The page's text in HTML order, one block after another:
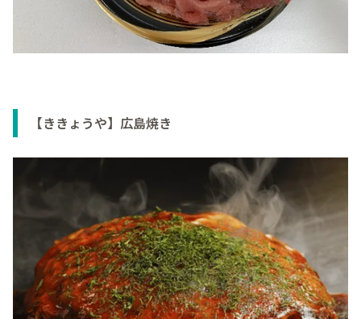
【ききょうや】広島焼き